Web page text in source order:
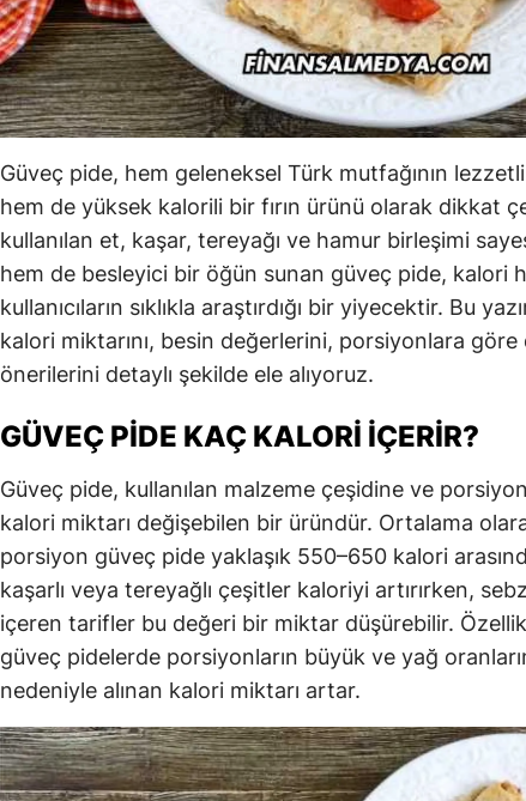
Güveç pide, hem geleneksel Türk mutfağının
hem de yüksek kalorili bir fırın ürünü olarak dikkat
kullanılan et, kaşar, tereyağı ve hamur birleşimi
hem de besleyici bir öğün sunan güveç pide, kalori
kullanıcıların sıklıkla araştırdığı bir yiyecektir. Bu
kalori miktarını, besin değerlerini, porsiyonlara
önerilerini detaylı şekilde ele alıyoruz.
GÜVEÇ PIDE KAÇ KALORI İÇERIR?
Güveç pide, kullanılan malzeme çeşidine ve
kalori miktarı değişebilen bir üründür. Ortalama
porsiyon güveç pide yaklaşık 550–650 kalori
kaşarlı veya tereyağlı çeşitler kaloriyi artırırken,
içeren tarifler bu değeri bir miktar düşürebilir.
güveç pidelerde porsiyonların büyük ve yağ
nedeniyle alınan kalori miktarı artar.